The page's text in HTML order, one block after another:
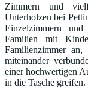
Zimmern und
Unterholzen bei
Einzelzimmern
Familien mit
Familienzimmer
miteinander
einer hochwertigen
in die Tasche greifen.